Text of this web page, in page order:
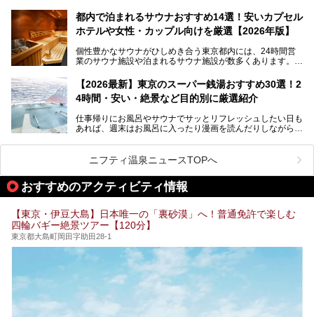
いおしゃれな名店15選を、おすすめの順番で一挙にご紹介
します。
ツァ大井町トラックス」がニューオープン。施設の様子をレ
ポ―トします。
都内で泊まれるサウナおすすめ14選！安いカプセル
ホテルや女性・カップル向けを厳選【2026年版】
個性豊かなサウナがひしめき合う東京都内には、24時間営
業のサウナ施設や泊まれるサウナ施設が数多くあります。
を旅の目的とする「サ旅」や自分へのご褒美のための宿泊な
ど、自分の好きなタイミングで好きなだけサ活ができるのが
魅力です。
最近では、男性専用施設だけでなく、カップルや女性に嬉し
い個室サウナも増えてきました。
ら、特におすすめしたい施設14選をご紹介します。
してみてください。
【2026最新】東京のスーパー銭湯おすすめ30選！2
4時間・安い・絶景など目的別に厳選紹介
仕事帰りにお風呂やサウナでサッとリフレッシュしたい日も
あれば、週末はお風呂に入ったり漫画を読んだりしながら一
また、終電を逃してしまい、「このまま朝までゆっくりでき
る場所があれば」と探した経験がある人も多いのではないで
しょうか。
そこで本記事では、東京でおすすめのスーパー銭湯を、目的
24時間営業で宿泊できる施設や、1,000円以下で楽しめる安
い施設、デートや休日レジャーにもぴったりなエンタメ要素
が充実した施設など、利用のシーンに合わせて参考にしてく
ださい。
ニフティ温泉ニュースTOPへ
おすすめのアクティビティ情報
【東京・伊豆大島】日本唯一の「裏砂漠」へ！普通免許で楽しむ
四輪バギー絶景ツアー【120分】
東京都大島町岡田字助田28-1